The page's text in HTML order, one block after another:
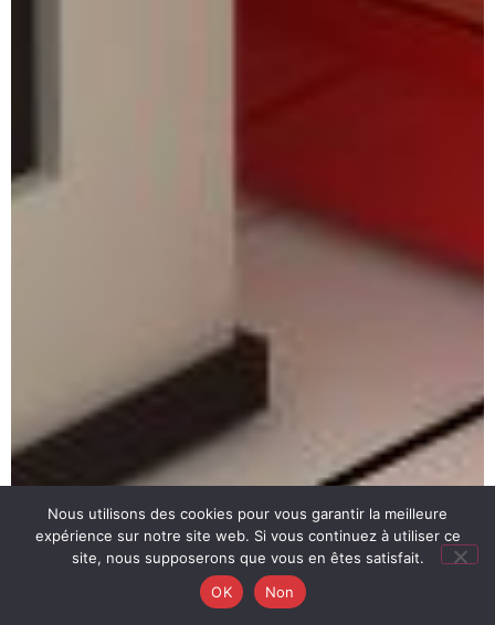
Nous utilisons des cookies pour vous garantir la meilleure
expérience sur notre site web. Si vous continuez à utiliser ce
site, nous supposerons que vous en êtes satisfait.
OK
Non